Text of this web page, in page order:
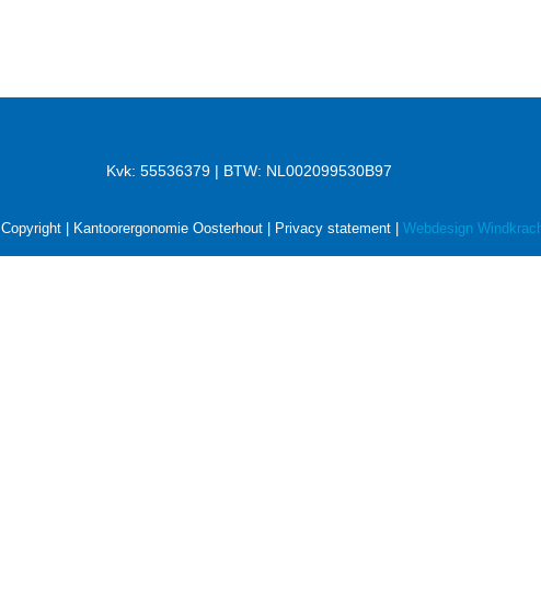
Kvk: 55536379 | BTW: NL002099530B97
Copyright | Kantoorergonomie Oosterhout | Privacy statement| Webdesign